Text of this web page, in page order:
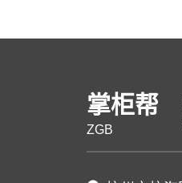
掌柜帮
ZGB